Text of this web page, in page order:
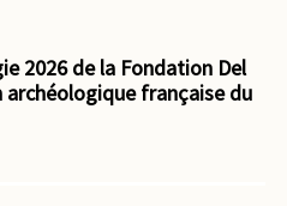
2026 de la Fondation Del
archéologique française du